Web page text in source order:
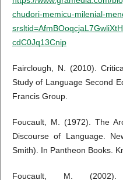
chudori-memicu-milenial-
cdC0Jq13Cnip
Fairclough, N. (2010).
Study of Language Second
Francis Group.
Foucault, M. (1972). The
Discourse of Language.
Smith). In Pantheon Books.
Foucault, M. (2002).